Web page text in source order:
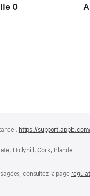
0
: https://
Hollyhill, Cork, Irlande
consultez la page